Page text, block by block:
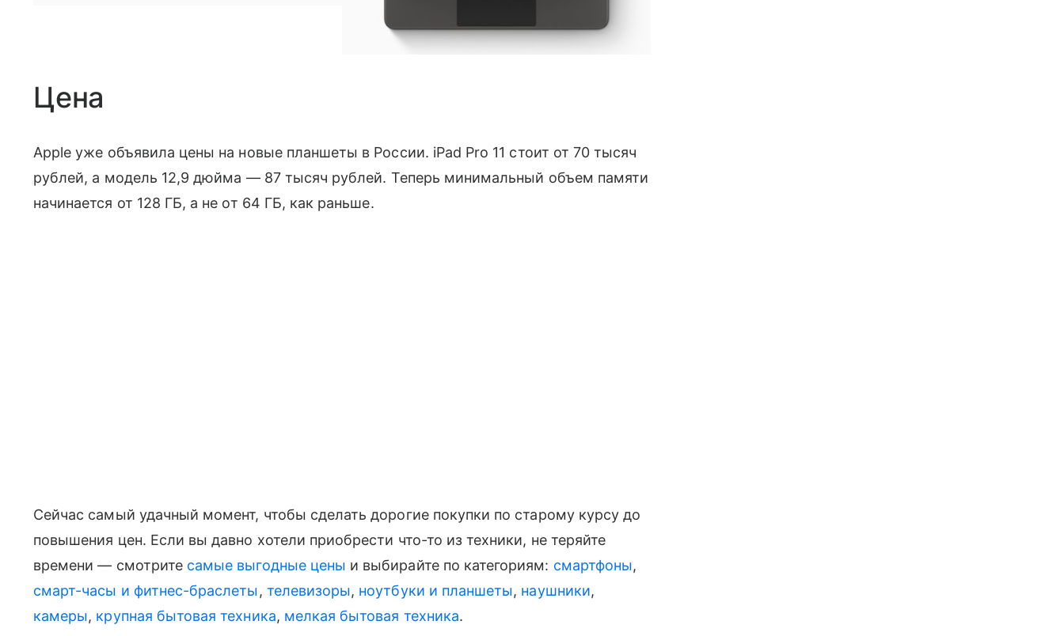
Цена
Apple уже объявила цены на новые планшеты в России. iPad Pro 11 стоит от 70 тысяч
рублей, а модель 12,9 дюйма — 87 тысяч рублей. Теперь минимальный объем памяти
начинается от 128 ГБ, а не от 64 ГБ, как раньше.
Сейчас самый удачный момент, чтобы сделать дорогие покупки по старому курсу до
повышения цен. Если вы давно хотели приобрести что-то из техники, не теряйте
времени — смотрите самые выгодные цены и выбирайте по категориям: смартфоны,
смарт-часы и фитнес-браслеты, телевизоры, ноутбуки и планшеты, наушники,
камеры, крупная бытовая техника, мелкая бытовая техника.